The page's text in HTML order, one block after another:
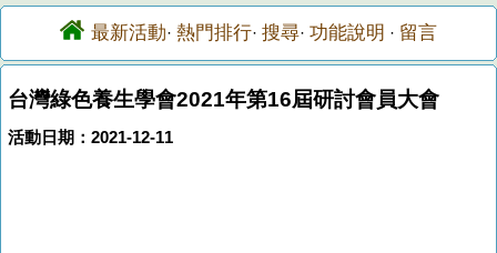
最新活動· 熱門排行· 搜尋· 功能說明 · 留言
台灣綠色養生學會2021年第16屆研討會員大會
活動日期：2021-12-11